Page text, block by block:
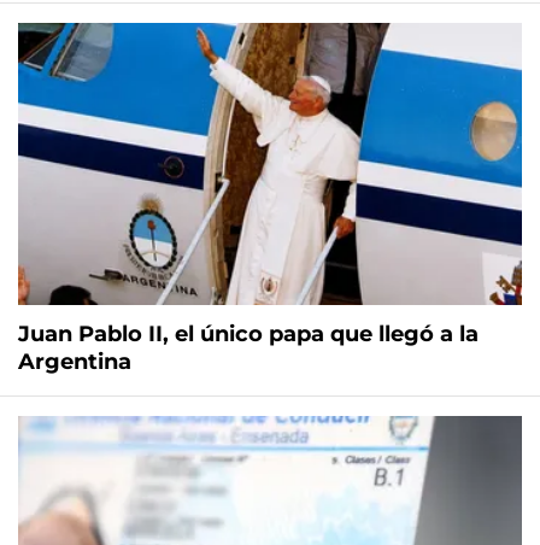
Juan Pablo II, el único papa que llegó a la
Argentina